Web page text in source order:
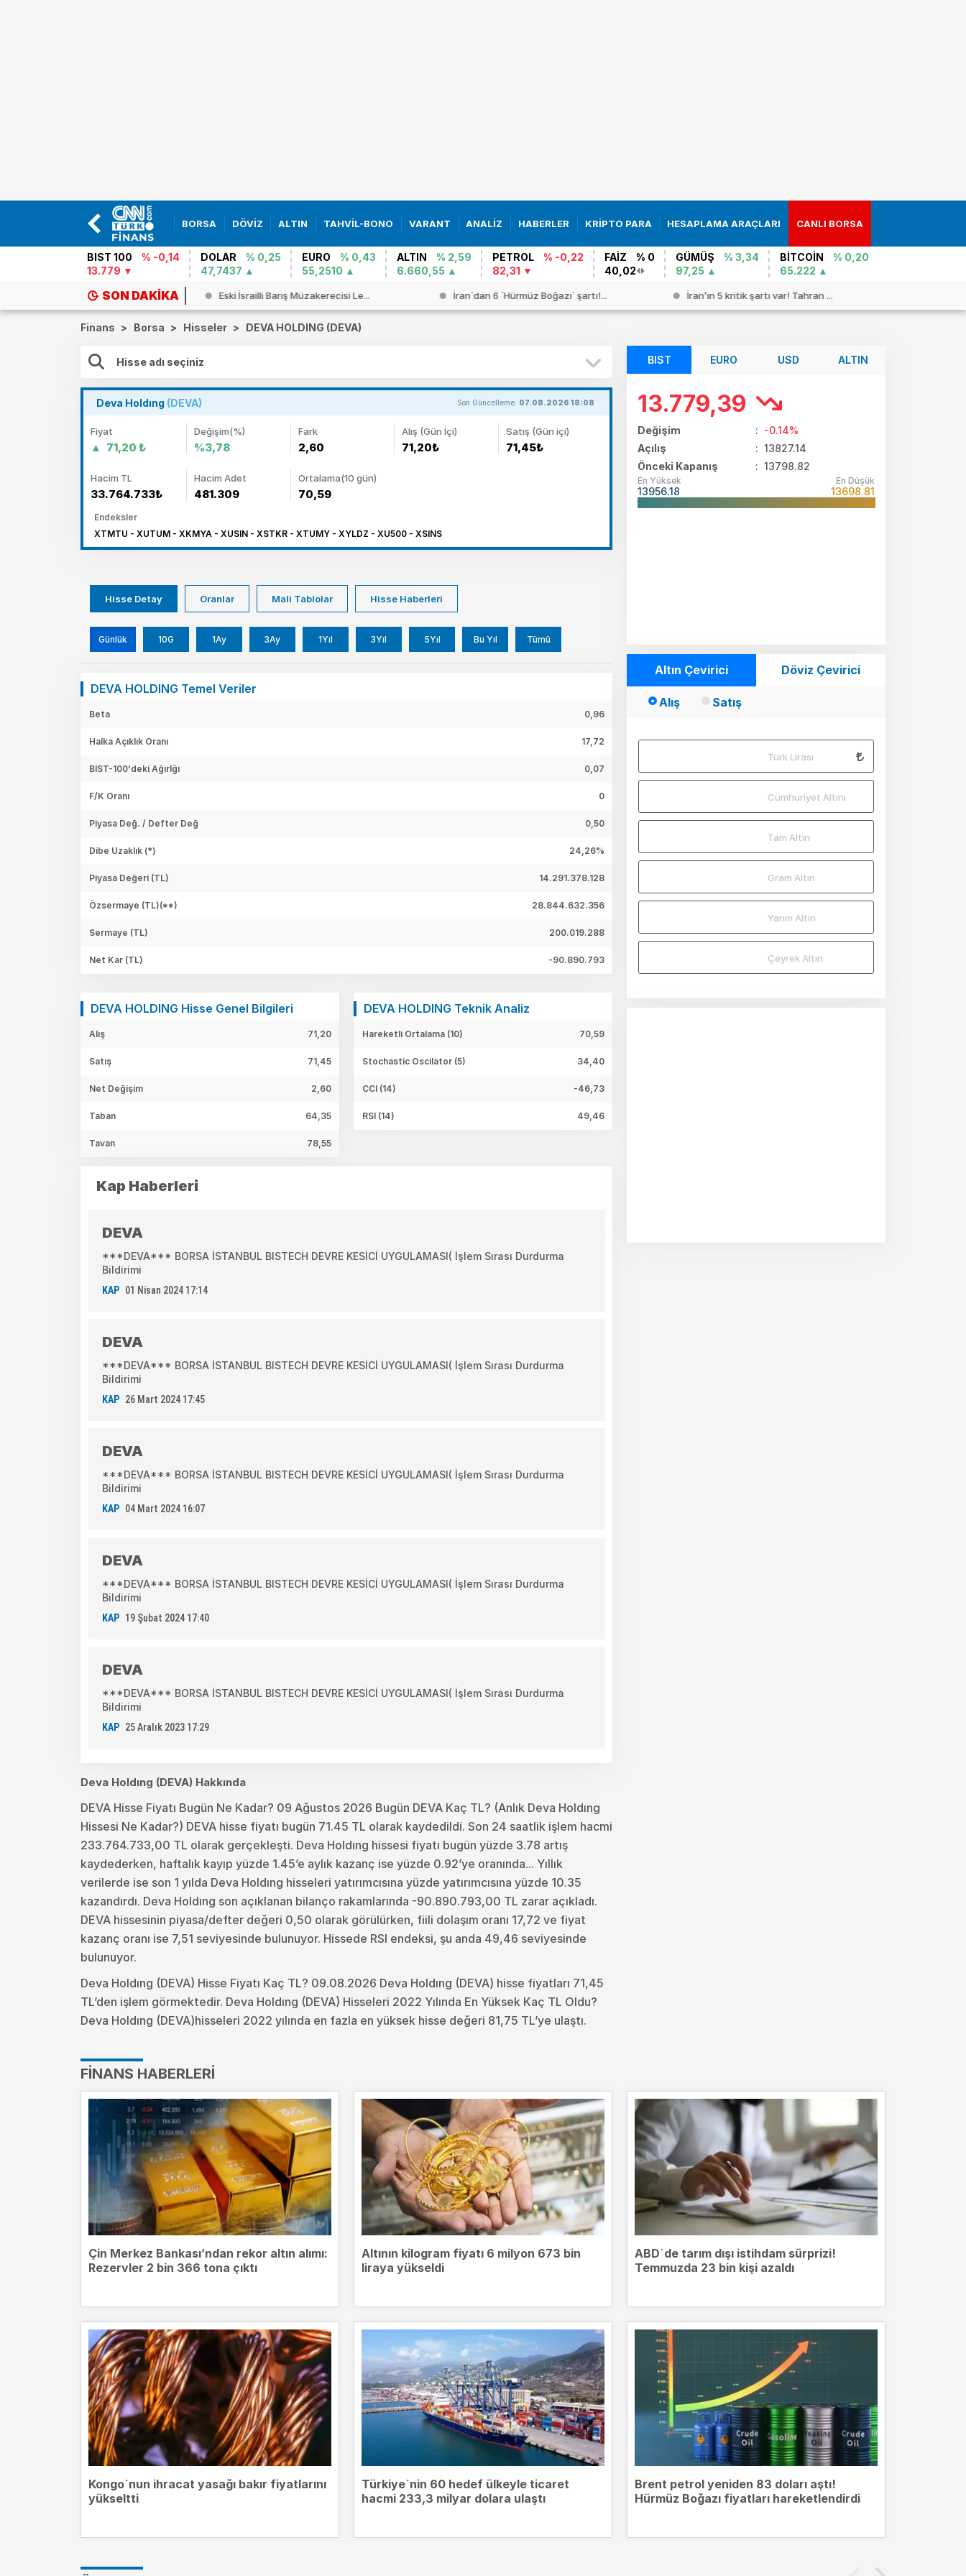
BORSA DÖVİZ ALTIN TAHVİL-BONO VARANT ANALİZ HABERLER KRİPTO PARA HESAPLAMA ARAÇLARI CANLI BORSA
BIST 100
% -0,14
13.779
DOLAR
% 0,25
47,7437
EURO
% 0,43
55,2510
ALTIN
% 2,59
6.660,55
PETROL
% -0,22
82,31
FAİZ
% 0
40,02
GÜMÜŞ
% 3,34
97,25
BİTCOİN
% 0,20
65.222
SON DAKIKA
ABD ile müzakere yok, arabulu... Eski İsrailli Barış Müzakerecisi Le... İran`dan 6 `Hürmüz Boğazı` şartı!... İran’ın 5 kritik şartı var! Tahran ...
Finans > Borsa > Hisseler > DEVA HOLDING (DEVA)
Deva Holdıng (DEVA) Son Güncelleme: 07.08.2026 18:08
Fiyat
71,20 ₺
Değişim(%)
%3,78
Fark
2,60
Alış (Gün İçi)
71,20₺
Satış (Gün içi)
71,45₺
Hacim TL
33.764.733₺
Hacim Adet
481.309
Ortalama(10 gün)
70,59
Endeksler
XTMTU - XUTUM - XKMYA - XUSIN - XSTKR - XTUMY - XYLDZ - XU500 - XSINS
Hisse Detay Oranlar Mali Tablolar Hisse Haberleri
Günlük 10G 1Ay 3Ay 1Yıl 3Yıl 5Yıl Bu Yıl Tümü
DEVA HOLDING Temel Veriler
Beta 0,96
Halka Açıklık Oranı 17,72
BIST-100'deki Ağırlğı 0,07
F/K Oranı 0
Piyasa Değ. / Defter Değ 0,50
Dibe Uzaklık (*) 24,26%
Piyasa Değeri (TL) 14.291.378.128
Özsermaye (TL)(**) 28.844.632.356
Sermaye (TL) 200.019.288
Net Kar (TL) -90.890.793
DEVA HOLDING Hisse Genel Bilgileri
Alış 71,20
Satış 71,45
Net Değişim 2,60
Taban 64,35
Tavan 78,55
DEVA HOLDING Teknik Analiz
Hareketli Ortalama (10) 70,59
Stochastic Oscilator (5) 34,40
CCI (14) -46,73
RSI (14) 49,46
Kap Haberleri
DEVA
***DEVA*** BORSA İSTANBUL BISTECH DEVRE KESİCİ UYGULAMASI( İşlem Sırası Durdurma
Bildirimi
KAP 01 Nisan 2024 17:14
DEVA
***DEVA*** BORSA İSTANBUL BISTECH DEVRE KESİCİ UYGULAMASI( İşlem Sırası Durdurma
Bildirimi
KAP 26 Mart 2024 17:45
DEVA
***DEVA*** BORSA İSTANBUL BISTECH DEVRE KESİCİ UYGULAMASI( İşlem Sırası Durdurma
Bildirimi
KAP 04 Mart 2024 16:07
DEVA
***DEVA*** BORSA İSTANBUL BISTECH DEVRE KESİCİ UYGULAMASI( İşlem Sırası Durdurma
Bildirimi
KAP 19 Şubat 2024 17:40
DEVA
***DEVA*** BORSA İSTANBUL BISTECH DEVRE KESİCİ UYGULAMASI( İşlem Sırası Durdurma
Bildirimi
KAP 25 Aralık 2023 17:29
Deva Holdıng (DEVA) Hakkında
DEVA Hisse Fiyatı Bugün Ne Kadar? 09 Ağustos 2026 Bugün DEVA Kaç TL? (Anlık Deva Holdıng
Hissesi Ne Kadar?) DEVA hisse fiyatı bugün 71.45 TL olarak kaydedildi. Son 24 saatlik işlem hacmi
233.764.733,00 TL olarak gerçekleşti. Deva Holdıng hissesi fiyatı bugün yüzde 3.78 artış
kaydederken, haftalık kayıp yüzde 1.45’e aylık kazanç ise yüzde 0.92’ye oranında... Yıllık
verilerde ise son 1 yılda Deva Holdıng hisseleri yatırımcısına yüzde yatırımcısına yüzde 10.35
kazandırdı. Deva Holdıng son açıklanan bilanço rakamlarında -90.890.793,00 TL zarar açıkladı.
DEVA hissesinin piyasa/defter değeri 0,50 olarak görülürken, fiili dolaşım oranı 17,72 ve fiyat
kazanç oranı ise 7,51 seviyesinde bulunuyor. Hissede RSI endeksi, şu anda 49,46 seviyesinde
bulunuyor.
Deva Holdıng (DEVA) Hisse Fiyatı Kaç TL? 09.08.2026 Deva Holdıng (DEVA) hisse fiyatları 71,45
TL’den işlem görmektedir. Deva Holdıng (DEVA) Hisseleri 2022 Yılında En Yüksek Kaç TL Oldu?
Deva Holdıng (DEVA)hisseleri 2022 yılında en fazla en yüksek hisse değeri 81,75 TL’ye ulaştı.
BIST EURO USD ALTIN
13.779,39
Değişim : -0.14%
Açılış
: 13827.14
Önceki Kapanış
: 13798.82
En Yüksek
13956.18
En Düşük
13698.81
Altın Çevirici Döviz Çevirici
Alış Satış
Türk Lirası
Cumhuriyet Altını
Tam Altın
Gram Altın
Yarım Altın
Çeyrek Altın
FINANS HABERLERI
Çin Merkez Bankası’ndan rekor altın alımı:
Rezervler 2 bin 366 tona çıktı
Altının kilogram fiyatı 6 milyon 673 bin
liraya yükseldi
ABD`de tarım dışı istihdam sürprizi!
Temmuzda 23 bin kişi azaldı
Kongo`nun ihracat yasağı bakır fiyatlarını
yükseltti
Türkiye`nin 60 hedef ülkeyle ticaret
hacmi 233,3 milyar dolara ulaştı
Brent petrol yeniden 83 doları aştı!
Hürmüz Boğazı fiyatları hareketlendirdi